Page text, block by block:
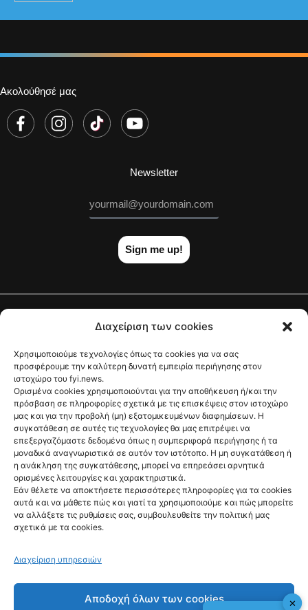
Διαχείριση των cookies
Χρησιμοποιούμε τεχνολογίες όπως τα cookies για να σας
προσφέρουμε την καλύτερη δυνατή εμπειρία περιήγησης στον
ιστοχώρο του fyi.news.
Ορισμένα cookies χρησιμοποιούνται για την αποθήκευση ή/και την
πρόσβαση σε πληροφορίες σχετικά με τις επισκέψεις στον ιστοχώρο
μας και για την προβολή (μη) εξατομικευμένων διαφημίσεων. Η
συγκατάθεση σε αυτές τις τεχνολογίες θα μας επιτρέψει να
επεξεργαζόμαστε δεδομένα όπως η συμπεριφορά περιήγησης ή τα
μοναδικά αναγνωριστικά σε αυτόν τον ιστότοπο. Η μη συγκατάθεση ή
η ανάκληση της συγκατάθεσης, μπορεί να επηρεάσει αρνητικά
ορισμένες λειτουργίες και χαρακτηριστικά.
Εάν θέλετε να αποκτήσετε περισσότερες πληροφορίες για τα cookies
αυτά και να μάθετε πώς και γιατί τα χρησιμοποιούμε και πώς μπορείτε
να αλλάξετε τις ρυθμίσεις σας, συμβουλευθείτε την πολιτική μας
σχετικά με τα cookies.
Διαχείριση υπηρεσιών
Αποδοχή όλων των cookies
Ακολούθησέ μας
Newsletter
Sign me up!
fyi.news - copyright 2026
✕